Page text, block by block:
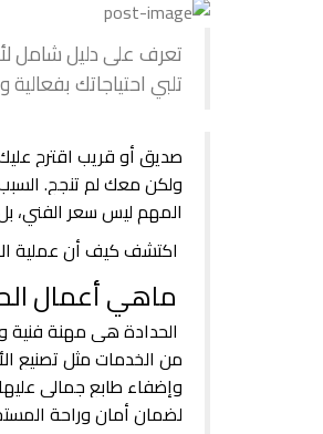
تعرف على دليل شامل
تلبي احتياجاتك
صديق أو قريب اقترح
ولكن معك لم تنجح.
المهم ليس سعر الفني،
اكتشف كيف أن عملية
ماهي أعمال
الحدادة هي مهنة فنية
من الخدمات مثل تصنيع
وإضفاء طابع جمالي
لضمان أمان وراحة